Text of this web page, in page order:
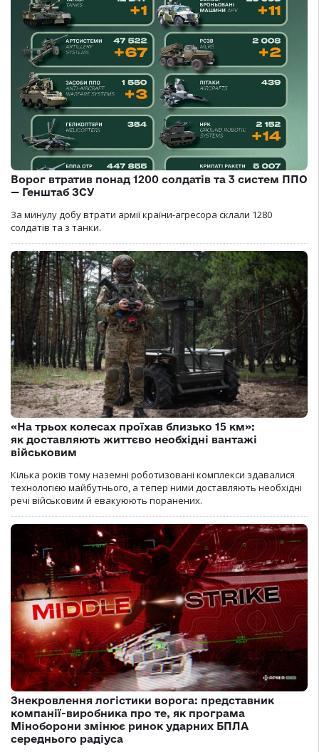
Ворог втратив понад 1200 солдатів та 3 систем ППО
— Генштаб ЗСУ
За минулу добу втрати армії країни-агресора склали 1280
солдатів та з танки.
«На трьох колесах проїхав близько 15 км»:
як доставляють життєво необхідні вантажі
військовим
Кілька років тому наземні роботизовані комплекси здавалися
технологією майбутнього, а тепер ними доставляють необхідні
речі військовим й евакуюють поранених.
Знекровлення логістики ворога: представник
компанії-виробника про те, як програма
Міноборони змінює ринок ударних БПЛА
середнього радіуса